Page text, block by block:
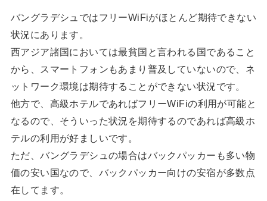
バングラデシュではフリーWiFiがほとんど期待できない
状況にあります。
西アジア諸国においては最貧国と言われる国であること
から、スマートフォンもあまり普及していないので、ネ
ットワーク環境は期待することができない状況です。
他方で、高級ホテルであればフリーWiFiの利用が可能と
なるので、そういった状況を期待するのであれば高級ホ
テルの利用が好ましいです。
ただ、バングラデシュの場合はバックパッカーも多い物
価の安い国なので、バックパッカー向けの安宿が多数点
在してます。